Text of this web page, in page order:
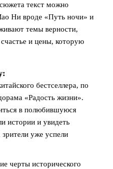
текст можно
Ни вроде «Путь ночи» и
темы верности,
и цены, которую
бестселлера, по
«Радость жизни».
в полюбившуюся
истории и увидеть
уже успели
черты исторического